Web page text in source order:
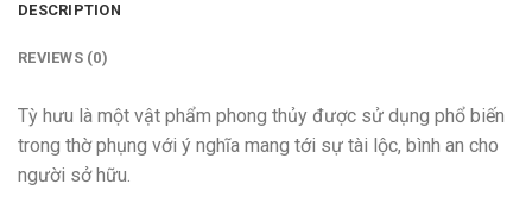
DESCRIPTION
REVIEWS (0)
Tỳ hưu là một vật phẩm phong thủy được sử dụng phổ biến
trong thờ phụng với ý nghĩa mang tới sự tài lộc, bình an cho
người sở hữu.